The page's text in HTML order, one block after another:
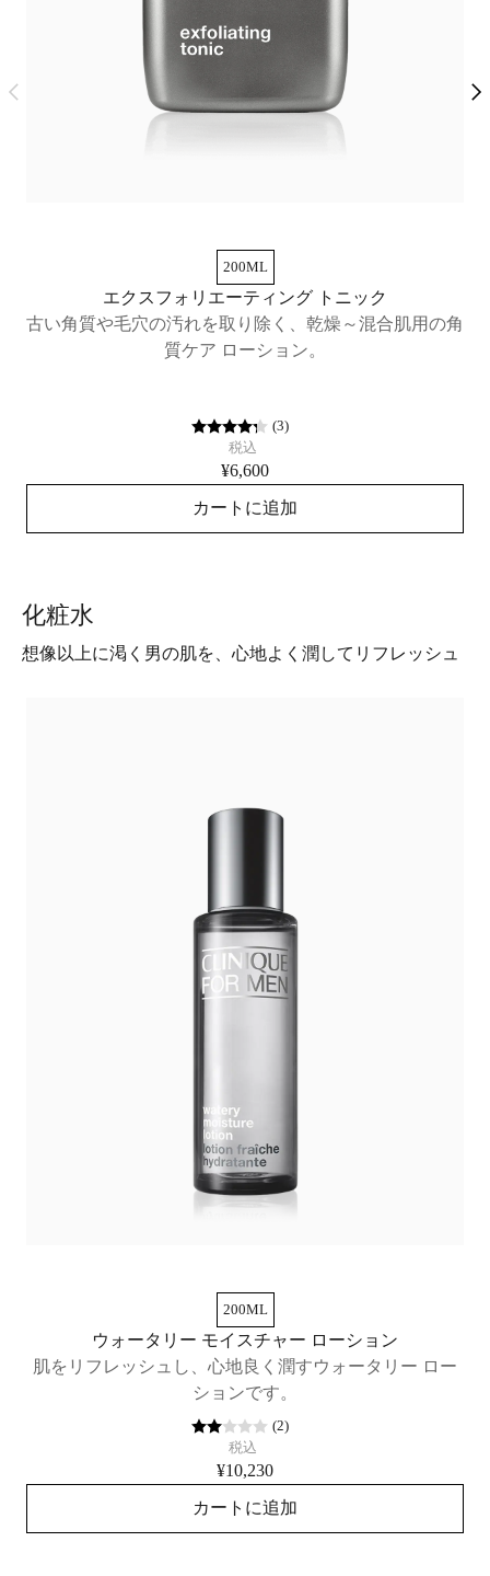
200ML
エクスフォリエーティング トニック
古い角質や毛穴の汚れを取り除く、乾燥～混合肌用の角
質ケア ローション。
(3)
税込
¥6,600
カートに追加
化粧水
想像以上に渇く男の肌を、心地よく潤してリフレッシュ
200ML
ウォータリー モイスチャー ローション
肌をリフレッシュし、心地良く潤すウォータリー ロー
ションです。
(2)
税込
¥10,230
カートに追加